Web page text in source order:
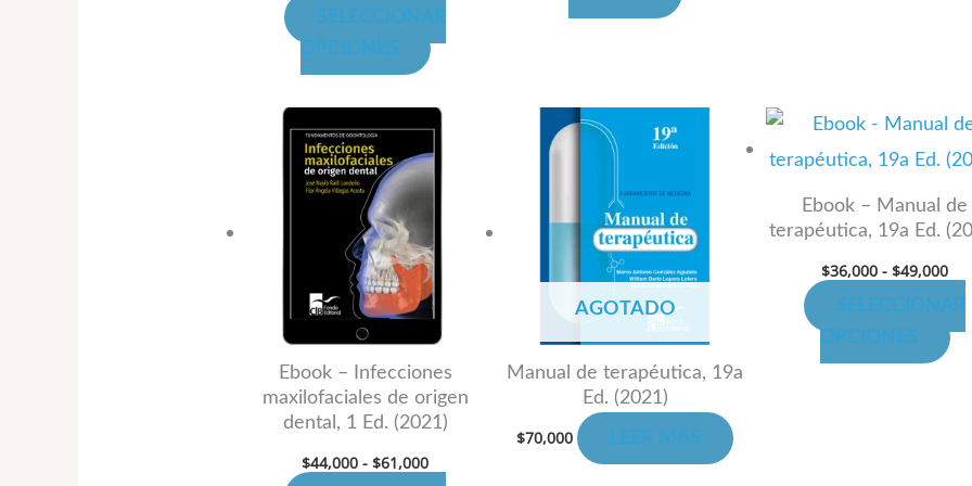
SELECCIONAR
OPCIONES
de
producto
Ebook – Infecciones
maxilofaciales de origen
dental, 1 Ed. (2021)
$44,000 - $61,000
Rango
de
precios:
desde
$44,000
Este
producto
tiene
variantes.
Las
opciones
se
pueden
elegir
en
la
AGOTADO
Manual de terapéutica, 19a
Ed. (2021)
$70,000 LEER MÁS
Ebook – Manual de
terapéutica, 19a Ed.
$36,000 - $49,000
de
SELECCIONAR
OPCIONES
Las
se